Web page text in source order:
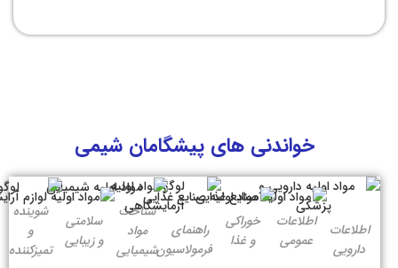
خواندنی های پیشگامان شیمی
اطلاعات
دارویی
اطلاعات
عمومی
خوراکی
و غذا
راهنمای
فرمولاسیون
شناخت
مواد
شیمیایی
سلامتی
و زیبایی
شوینده
و
تمیزکننده